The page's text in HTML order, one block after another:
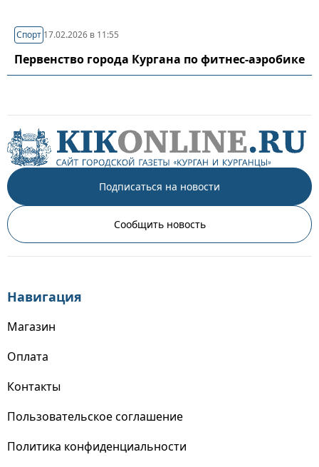
Спорт 17.02.2026 в 11:55
Первенство города Кургана по фитнес-аэробике
Подписаться на новости
Сообщить новость
Навигация
Магазин
Оплата
Контакты
Пользовательское соглашение
Политика конфиденциальности